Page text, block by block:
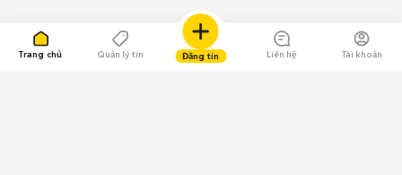
Trang chủ Quản lý tin Đăng tin Liên hệ Tài khoản